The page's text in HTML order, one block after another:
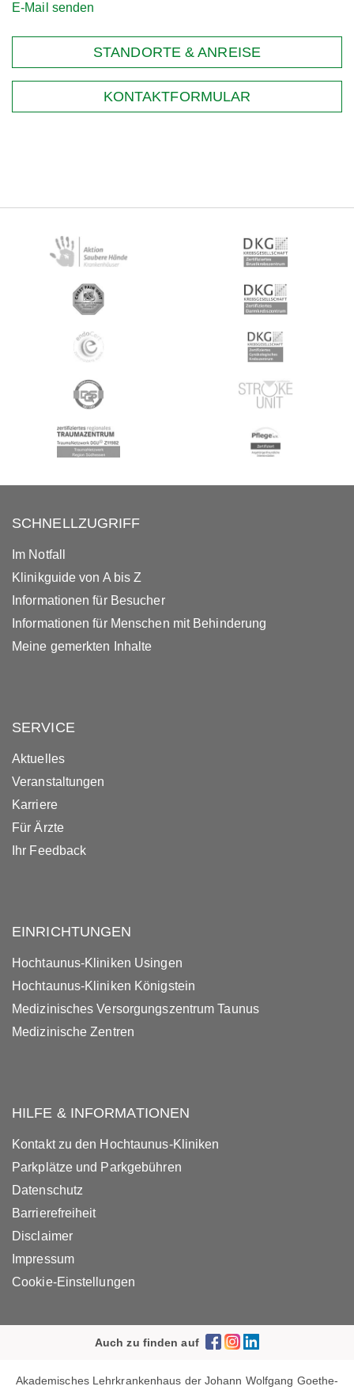
E-Mail senden
STANDORTE & ANREISE
KONTAKTFORMULAR
SCHNELLZUGRIFF
Im Notfall
Klinikguide von A bis Z
Informationen für Besucher
Informationen für Menschen mit Behinderung
Meine gemerkten Inhalte
SERVICE
Aktuelles
Veranstaltungen
Karriere
Für Ärzte
Ihr Feedback
EINRICHTUNGEN
Hochtaunus-Kliniken Usingen
Hochtaunus-Kliniken Königstein
Medizinisches Versorgungszentrum Taunus
Medizinische Zentren
HILFE & INFORMATIONEN
Kontakt zu den Hochtaunus-Kliniken
Parkplätze und Parkgebühren
Datenschutz
Barrierefreiheit
Disclaimer
Impressum
Cookie-Einstellungen
Auch zu finden auf
Akademisches Lehrkrankenhaus der Johann Wolfgang Goethe-